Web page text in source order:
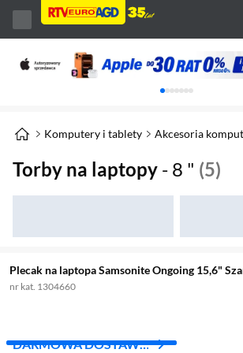
Karuzela z
Komputery i tablety Akcesoria
Torby na laptopy - 8 " (5)
Plecak na laptopa Samsonite Ongoing 15,6"
nr kat. 1304660
DARMOWA DOSTAWA